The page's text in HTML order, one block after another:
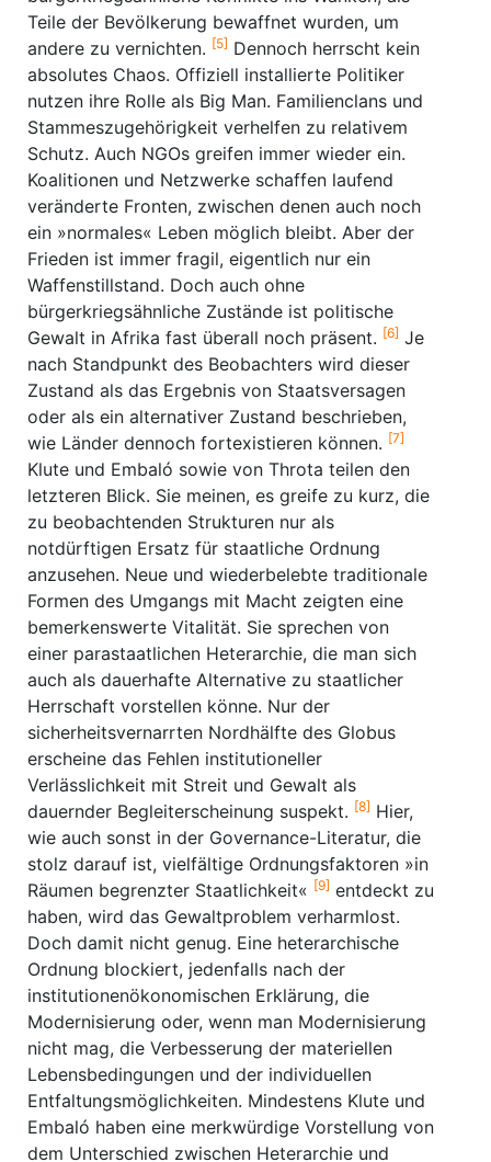
Teile der Bevölkerung bewaffnet wurden, um
andere zu vernichten. [5] Dennoch herrscht kein
absolutes Chaos. Offiziell installierte Politiker
nutzen ihre Rolle als Big Man. Familienclans und
Stammeszugehörigkeit verhelfen zu relativem
Schutz. Auch NGOs greifen immer wieder ein.
Koalitionen und Netzwerke schaffen laufend
veränderte Fronten, zwischen denen auch noch
ein »normales« Leben möglich bleibt. Aber der
Frieden ist immer fragil, eigentlich nur ein
Waffenstillstand. Doch auch ohne
bürgerkriegsähnliche Zustände ist politische
Gewalt in Afrika fast überall noch präsent. [6] Je
nach Standpunkt des Beobachters wird dieser
Zustand als das Ergebnis von Staatsversagen
oder als ein alternativer Zustand beschrieben,
wie Länder dennoch fortexistieren können. [7]
Klute und Embaló sowie von Throta teilen den
letzteren Blick. Sie meinen, es greife zu kurz, die
zu beobachtenden Strukturen nur als
notdürftigen Ersatz für staatliche Ordnung
anzusehen. Neue und wiederbelebte traditionale
Formen des Umgangs mit Macht zeigten eine
bemerkenswerte Vitalität. Sie sprechen von
einer parastaatlichen Heterarchie, die man sich
auch als dauerhafte Alternative zu staatlicher
Herrschaft vorstellen könne. Nur der
sicherheitsvernarrten Nordhälfte des Globus
erscheine das Fehlen institutioneller
Verlässlichkeit mit Streit und Gewalt als
dauernder Begleiterscheinung suspekt. [8] Hier,
wie auch sonst in der Governance-Literatur, die
stolz darauf ist, vielfältige Ordnungsfaktoren »in
Räumen begrenzter Staatlichkeit« [9] entdeckt zu
haben, wird das Gewaltproblem verharmlost.
Doch damit nicht genug. Eine heterarchische
Ordnung blockiert, jedenfalls nach der
institutionenökonomischen Erklärung, die
Modernisierung oder, wenn man Modernisierung
nicht mag, die Verbesserung der materiellen
Lebensbedingungen und der individuellen
Entfaltungsmöglichkeiten. Mindestens Klute und
Embaló haben eine merkwürdige Vorstellung von
dem Unterschied zwischen Heterarchie und